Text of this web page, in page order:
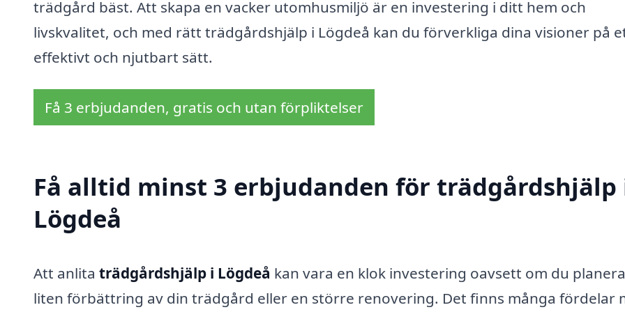
trädgård bäst. Att skapa en vacker utomhusmiljö är en investering i ditt hem och
livskvalitet, och med rätt trädgårdshjälp i Lögdeå kan du förverkliga dina visioner på
effektivt och njutbart sätt.
Få 3 erbjudanden, gratis och utan förpliktelser
Få alltid minst 3 erbjudanden för trädgårdshjälp
Lögdeå
Att anlita trädgårdshjälp i Lögdeå kan vara en klok investering oavsett om du
liten förbättring av din trädgård eller en större renovering. Det finns många fördelar